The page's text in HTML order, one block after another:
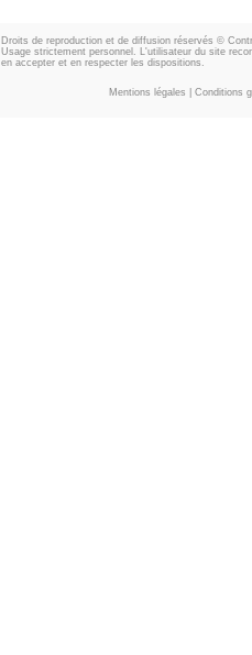
Droits de reproduction et de diffusion réservés ©
Usage strictement personnel. L'utilisateur du site
en accepter et en respecter les dispositions.
Mentions légales Conditions